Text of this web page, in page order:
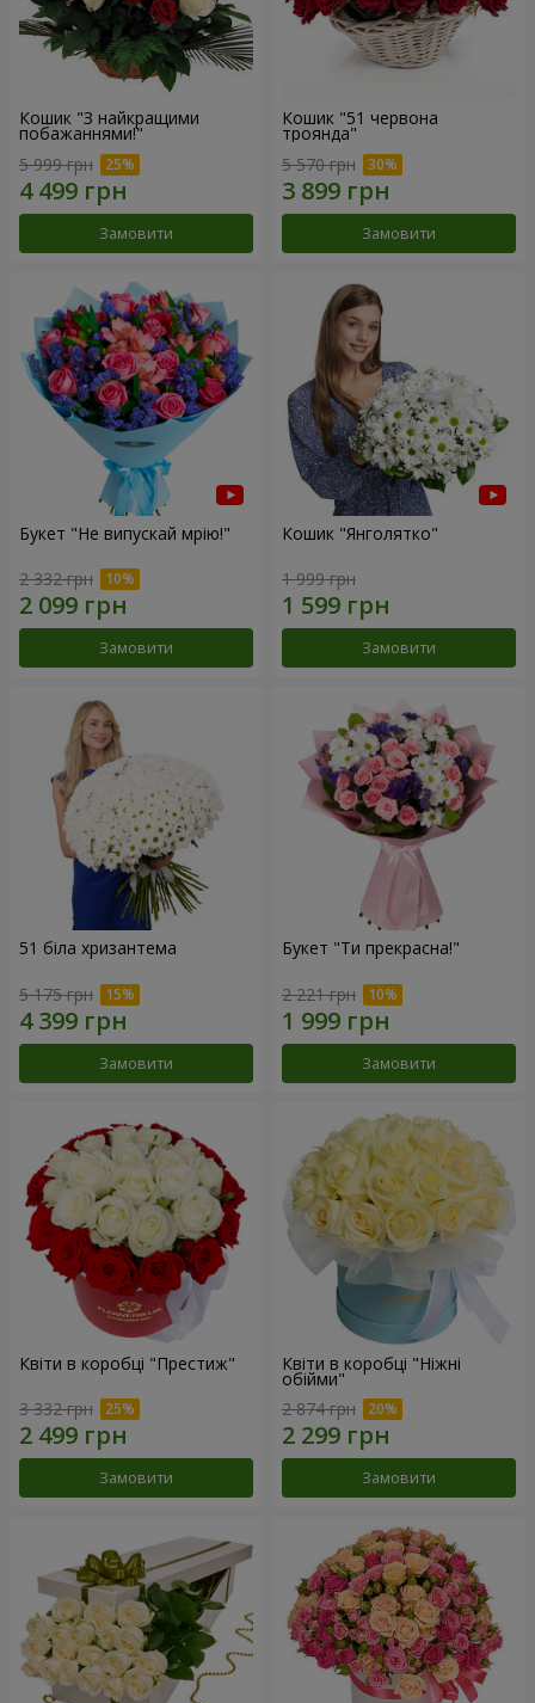
Кошик "З найкращими
побажаннями!"
5 999 грн
Замовити
Кошик "51 червона
троянда"
5 570 грн
Замовити
Букет "Не випускай мрію!"
2 332 грн
Замовити
Кошик "Янголятко"
1 999 грн
Замовити
51 біла хризантема
5 175 грн
Замовити
Букет "Ти прекрасна!"
2 221 грн
Замовити
Квіти в коробці "Престиж"
3 332 грн
Замовити
Квіти в коробці "Ніжні
обійми"
2 874 грн
Замовити